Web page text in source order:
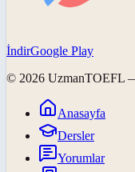
İndirGoogle Play
© 2026 UzmanTOEFL
Anasayfa
Dersler
Yorumlar